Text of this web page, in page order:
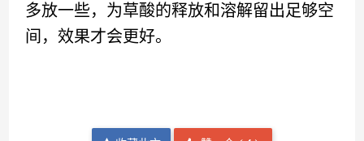
多放一些，为草酸的释放和溶解留出足够空
间，效果才会更好。